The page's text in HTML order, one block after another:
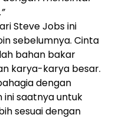
Steve Jobs ini
sebelumnya. Cinta
bahan bakar
karya-karya besar.
dengan
ini saatnya untuk
sesuai dengan